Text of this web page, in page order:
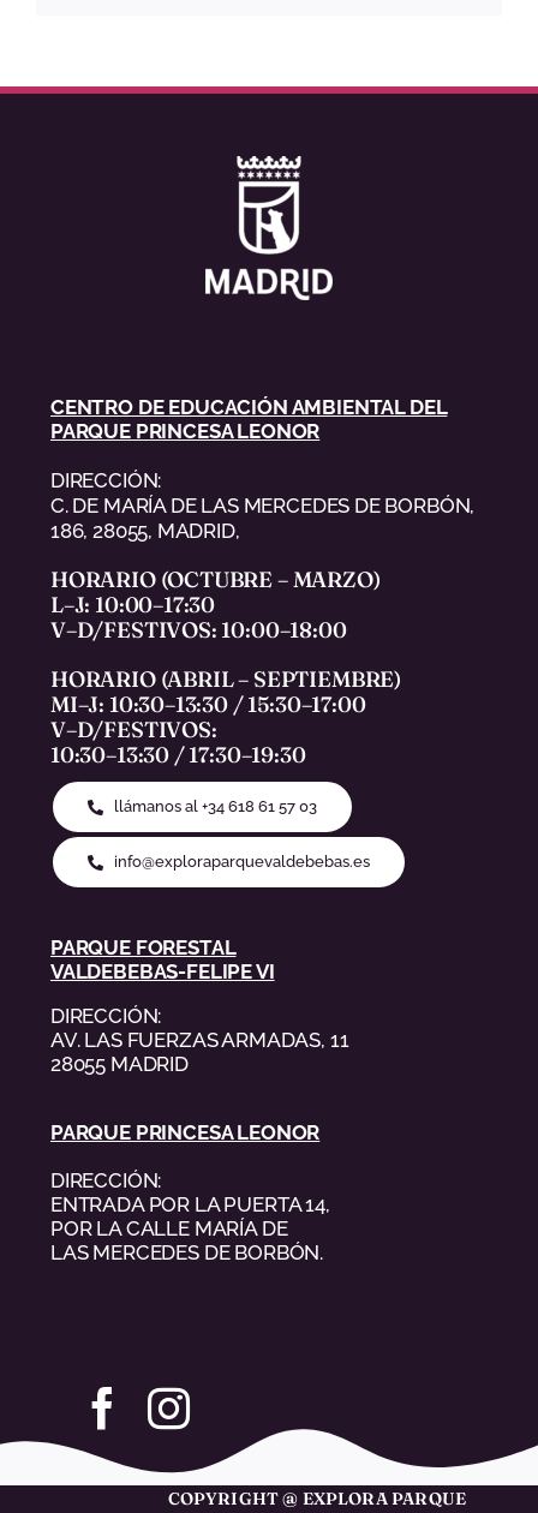
CENTRO DE EDUCACIÓN AMBIENTAL DEL
PARQUE PRINCESA LEONOR
DIRECCIÓN:
C. DE MARÍA DE LAS MERCEDES DE BORBÓN,
186, 28055, MADRID,
HORARIO (OCTUBRE – MARZO)
L–J: 10:00–17:30
V–D/FESTIVOS: 10:00–18:00
HORARIO (ABRIL – SEPTIEMBRE)
MI–J: 10:30–13:30 / 15:30–17:00
V–D/FESTIVOS:
10:30–13:30 / 17:30–19:30
llámanos al +34 618 61 57 03
info@exploraparquevaldebebas.es
PARQUE FORESTAL
VALDEBEBAS-FELIPE VI
DIRECCIÓN:
AV. LAS FUERZAS ARMADAS, 11
28055 MADRID
PARQUE PRINCESA LEONOR
DIRECCIÓN:
ENTRADA POR LA PUERTA 14,
POR LA CALLE MARÍA DE
LAS MERCEDES DE BORBÓN.
COPYRIGHT @ EXPLORA PARQUE